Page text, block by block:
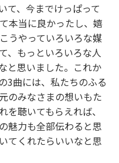
て、今までけっぱって
本当に良かったし、嬉
うやっていろいろな媒
、もっといろいろな人
と思いました。これか
3曲には、私たちのふる
のみなさまの想いもた
を聴いてもらえれば、
魅力も全部伝わると思
てくれたらいいなと思